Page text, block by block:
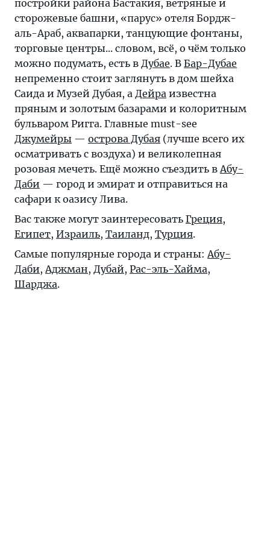
постройки района Бастакия, ветряные и
сторожевые башни, «парус» отеля Бордж-
аль-Араб, аквапарки, танцующие фонтаны,
торговые центры... словом, всё, о чём только
можно подумать, есть в Дубае. В Бар-Дубае
непременно стоит заглянуть в дом шейха
Саида и Музей Дубая, а Дейра известна
пряным и золотым базарами и колоритным
бульваром Ригга. Главные must-see
Джумейры — острова Дубая (лучше всего их
осматривать с воздуха) и великолепная
розовая мечеть. Ещё можно съездить вАбу-
Даби — город и эмират и отправиться на
сафари к оазису Лива.
Вас также могут заинтересовать Греция,
Египет, Израиль, Таиланд, Турция.
Самые популярные города и страны:Абу-
Даби,Аджман, Дубай, Рас-эль-Хайма,
Шарджа.